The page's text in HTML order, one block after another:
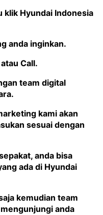
klik Hyundai Indonesia
anda inginkan.
Call.
team digital
.
kami akan
sesuai dengan
anda bisa
ada di Hyundai
kemudian team
anda